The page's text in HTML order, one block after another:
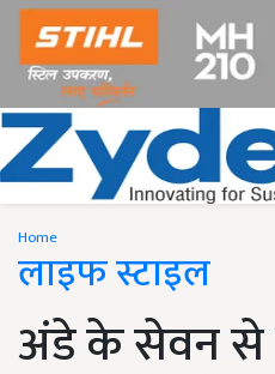
Home
लाइफ स्टाइल
अंडे के सेवन से